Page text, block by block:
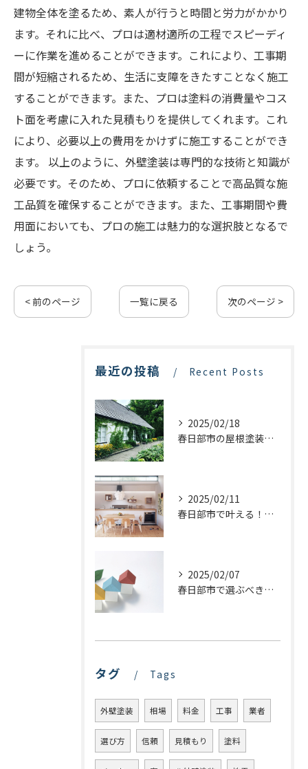
建物全体を塗るため、素人が行うと時間と労力がかかり
ます。それに比べ、プロは適材適所の工程でスピーディ
ーに作業を進めることができます。これにより、工事期
間が短縮されるため、生活に支障をきたすことなく施工
することができます。また、プロは塗料の消費量やコス
ト面を考慮に入れた見積もりを提供してくれます。これ
により、必要以上の費用をかけずに施工することができ
ます。 以上のように、外壁塗装は専門的な技術と知識が
必要です。そのため、プロに依頼することで高品質な施
工品質を確保することができます。また、工事期間や費
用面においても、プロの施工は魅力的な選択肢となるで
しょう。
< 前のページ 一覧に戻る 次のページ >
最近の投稿 Recent Posts
2025/02/18
春日部市の屋根塗装：最適な業者選びで価格を抑える方法
2025/02/11
春日部市で叶える！理想のキッチンリフォームを実現するステップ
2025/02/07
春日部市で選ぶべき屋根塗装の種類とは？プロが教える最適な選び方
タグ Tags
外壁塗装 相場 料金 工事 業者
選び方 信頼 見積もり 塗料